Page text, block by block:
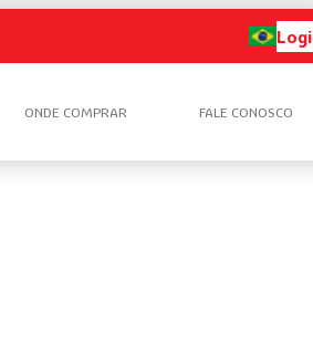
ONDE COMPRAR FALE CONOSCO